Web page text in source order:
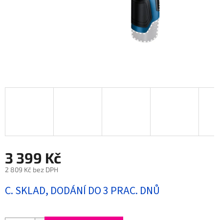
3 399 Kč
2 809 Kč bez DPH
cena:
C. SKLAD, DODÁNÍ DO 3 PRAC. DNŮ